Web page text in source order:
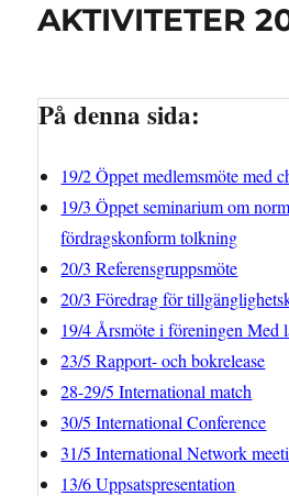
AKTIVITETER
På denna sida:
19/2 Öppet medlemsmöte med
19/3 Öppet seminarium om
fördragskonform tolkning
20/3 Referensgruppsmöte
20/3 Föredrag för
19/4 Årsmöte i föreningen Med
23/5 Rapport- och bokrelease
28-29/5 International match
30/5 International Conference
31/5 International Network
13/6 Uppsatspresentation